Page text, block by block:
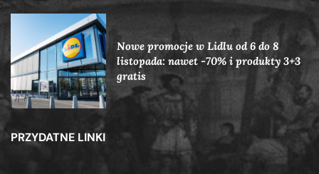
Nowe promocje w Lidlu od 6 do 8
listopada: nawet -70% i produkty 3+3
gratis
PRZYDATNE LINKI